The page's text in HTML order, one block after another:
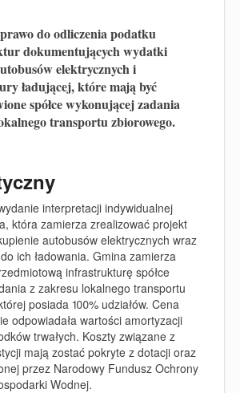
do odliczenia podatku
dokumentujących wydatki
elektrycznych i
ładującej, które mają być
spółce wykonującej zadania
transportu zbiorowego.
interpretacji indywidualnej
która zamierza zrealizować projekt
autobusów elektrycznych wraz
ich ładowania. Gmina zamierza
infrastrukturę spółce
z zakresu lokalnego transportu
posiada 100% udziałów. Cena
odpowiadała wartości amortyzacji
trwałych. Koszty związane z
mają zostać pokryte z dotacji oraz
przez Narodowy Fundusz Ochrony
Wodnej.